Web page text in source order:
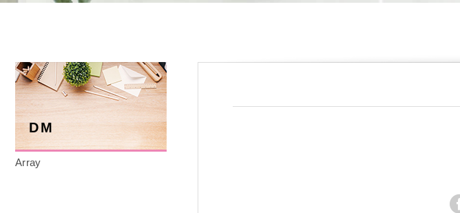
DM
Array